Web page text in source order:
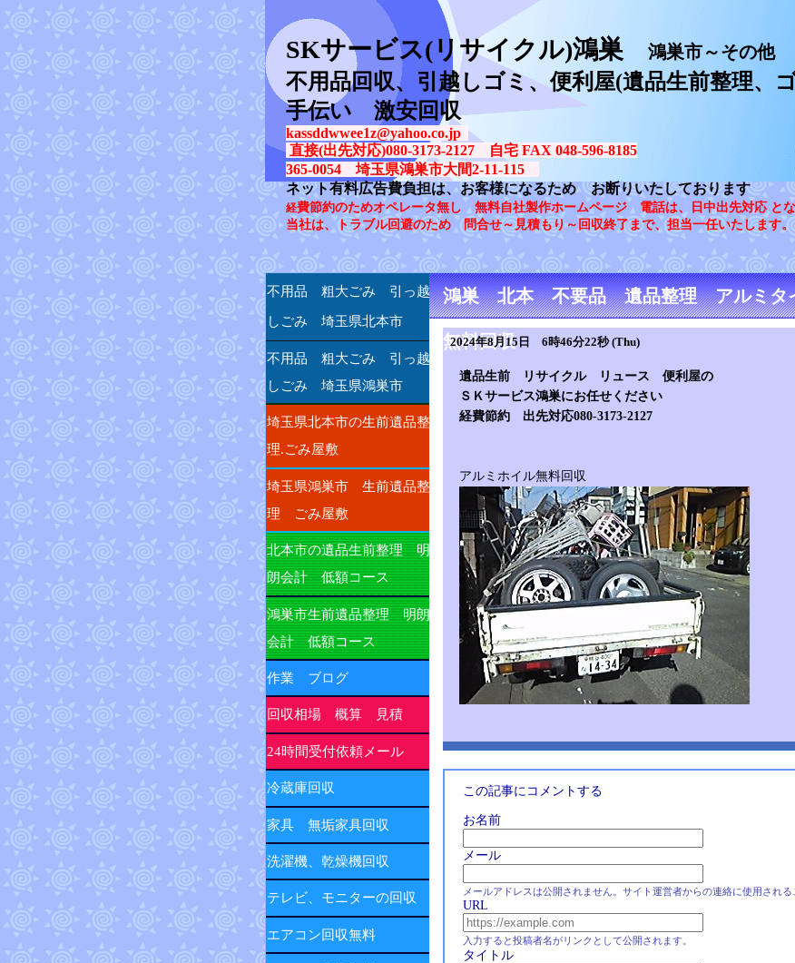
SKサービス(リサイクル)鴻巣 鴻巣市～その他
不用品回収、引越しゴミ、便利屋(遺品生前整理、
手伝い 激安回収
kassddwwee1z@yahoo.co.jp
直接(出先対応)080-3173-2127 自宅 FAX 048-596-8185
365-0054 埼玉県鴻巣市大間2-11-115
ネット有料広告費負担は、お客様になるため お断りいたしております
経費節約のためオペレータ無し 無料自社製作ホームページ 電話は、日中出先対応 とな
当社は、トラブル回避のため 問合せ～見積もり～回収終了まで、担当一任いたします。
鴻巣 北本 不要品 遺品整理 アルミ
無料回収
2024年8月15日 6時46分22秒 (Thu)
遺品生前 リサイクル リュース 便利屋の
ＳＫサービス鴻巣にお任せください
経費節約 出先対応080-3173-2127
アルミホイル無料回収
この記事にコメントする
お名前
メール
メールアドレスは公開されません。サイト運営者からの連絡に使用される
URL
入力すると投稿者名がリンクとして公開されます。
タイトル
不用品 粗大ごみ 引っ越
しごみ 埼玉県北本市
不用品 粗大ごみ 引っ越
しごみ 埼玉県鴻巣市
埼玉県北本市の生前遺品整
理.ごみ屋敷
埼玉県鴻巣市 生前遺品整
理 ごみ屋敷
北本市の遺品生前整理 明
朗会計 低額コース
鴻巣市生前遺品整理 明朗
会計 低額コース
作業 ブログ
回収相場 概算 見積
24時間受付依頼メール
冷蔵庫回収
家具 無垢家具回収
洗濯機、乾燥機回収
テレビ、モニターの回収
エアコン回収無料